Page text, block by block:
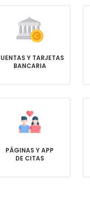
Y TARJETAS
BANCARIA
PÁGINAS Y APP
DE CITAS